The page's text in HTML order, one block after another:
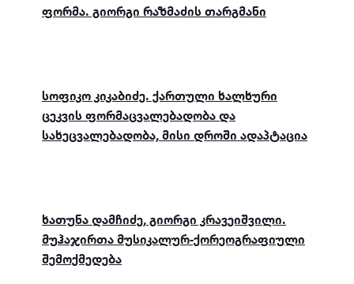
ფორმა. გიორგი რაზმაძის თარგმანი
სოფიკო კიკაბიძე. ქართული ხალხური
ცეკვის ფორმაცვალებადობა და
სახეცვალებადობა, მისი დროში ადაპტაცია
ხათუნა დამჩიძე, გიორგი კრავეიშვილი.
მუჰაჯირთა მუსიკალურ-ქორეოგრაფიული
შემოქმედება